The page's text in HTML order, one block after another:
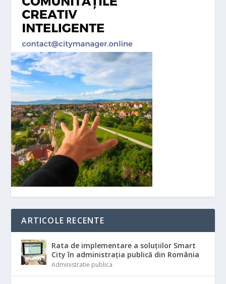
ARTICOLE RECENTE
Rata de implementare a soluțiilor Smart
City în administrația publică din România
Administratie publica